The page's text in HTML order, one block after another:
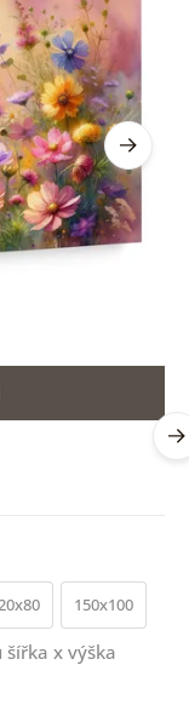
150x100
x výška